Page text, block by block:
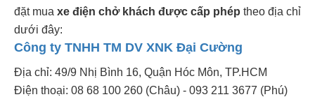
đặt mua xe điện chở khách được cấp phép theo địa chỉ
dưới đây:
Công ty TNHH TM DV XNK Đại Cường
Địa chỉ: 49/9 Nhị Bình 16, Quận Hóc Môn, TP.HCM
Điện thoại: 08 68 100 260 (Châu) - 093 211 3677 (Phú)